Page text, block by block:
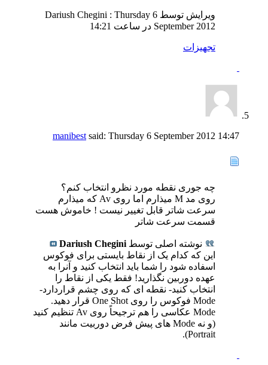
ویرایش توسط Dariush Chegini : Thursday 6
September 2012 در ساعت
14:21
تجهيزات
manibest said: Thursday 6 September 2012 14:47
چه جوری نقطه مورد نظرو انتخاب کنم؟
روی مد M میذارم اما روی Av که میذارم
سرعت شاتر قابل تغییر نیست ! خاموش هست
قسمت سرعت شاتر
نوشته اصلی توسط Dariush Chegini
این که کدام یک از نقاط بایستی برای فوکوس
اسفاده شود را شما باید انتخاب کنید و آنرا به
عهده دوربین نگذارید! فقط یکی از نقاط را
انتخاب کنبد- نقطه ای که روی چشم قراردارد-
Mode فوکوس را روی One Shot قرار دهید.
Mode عکاسی را هم ترجیحاً روی Av تنظیم کنید
(و نه Mode های پیش فرض دوربیت مانند
Portrait).